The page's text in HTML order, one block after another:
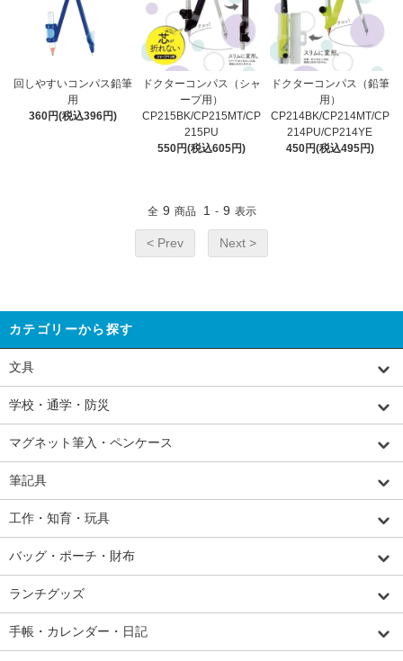
回しやすいコンパス鉛筆
用
360円(税込396円)
ドクターコンパス（シャ
ープ用）
CP215BK/CP215MT/CP
215PU
550円(税込605円)
ドクターコンパス（鉛筆
用）
CP214BK/CP214MT/CP
214PU/CP214YE
450円(税込495円)
全 9 商品 1 - 9 表示
< Prev Next >
カテゴリーから探す
文具
学校・通学・防災
マグネット筆入・ペンケース
筆記具
工作・知育・玩具
バッグ・ポーチ・財布
ランチグッズ
手帳・カレンダー・日記